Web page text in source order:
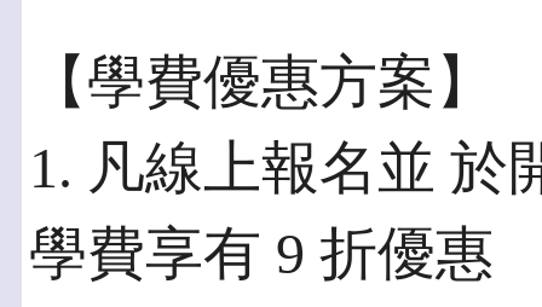
【學費優惠方案】
1. 凡線上報名並 於
學費享有 9 折優惠